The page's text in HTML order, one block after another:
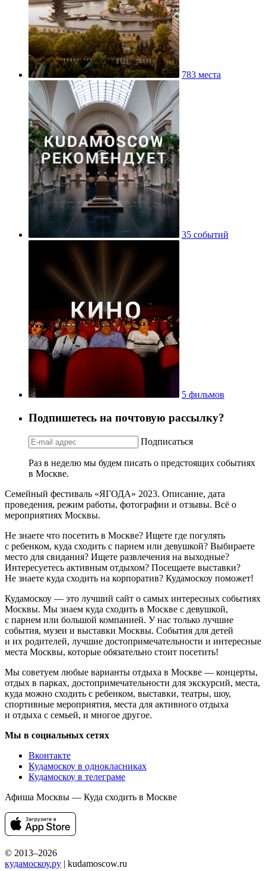
783 места
35 событий
5 фильмов
Подпишетесь на почтовую рассылку?
Подписаться
Раз в неделю мы будем писать о предстоящих событиях
в Москве.
Семейный фестиваль «ЯГОДА» 2023. Описание, дата
проведения, режим работы, фотографии и отзывы. Всё о
мероприятиях Москвы.
Не знаете что посетить в Москве? Ищете где погулять
с ребенком, куда сходить с парнем или девушкой? Выбираете
место для свидания? Ищете развлечения на выходные?
Интересуетесь активным отдыхом? Посещаете выставки?
Не знаете куда сходить на корпоратив? Кудамоскоу поможет!
Кудамоскоу — это лучший сайт о самых интересных событиях
Москвы. Мы знаем куда сходить в Москве с девушкой,
с парнем или большой компанией. У нас только лучшие
события, музеи и выставки Москвы. События для детей
и их родителей, лучшие достопримечательности и интересные
места Москвы, которые обязательно стоит посетить!
Мы советуем любые варианты отдыха в Москве — концерты,
отдых в парках, достопримечательности для экскурсий, места,
куда можно сходить с ребенком, выставки, театры, шоу,
спортивные мероприятия, места для активного отдыха
и отдыха с семьей, и многое другое.
Мы в социальных сетях
Вконтакте
Кудамоскоу в однокласниках
Кудамоскоу в телеграме
Афиша Москвы — Куда сходить в Москве
© 2013–2026
кудамоскоу.ру | kudamoscow.ru